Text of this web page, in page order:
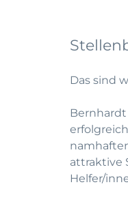
Das sind
Bernhardt
attraktive
Helfer/